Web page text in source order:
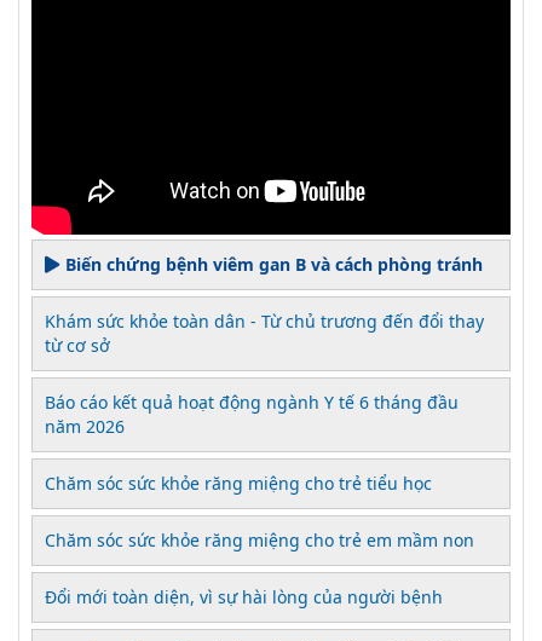
Biến chứng bệnh viêm gan B và cách phòng tránh
Khám sức khỏe toàn dân - Từ chủ trương đến đổi thay
từ cơ sở
Báo cáo kết quả hoạt động ngành Y tế 6 tháng đầu
năm 2026
Chăm sóc sức khỏe răng miệng cho trẻ tiểu học
Chăm sóc sức khỏe răng miệng cho trẻ em mầm non
Đổi mới toàn diện, vì sự hài lòng của người bệnh